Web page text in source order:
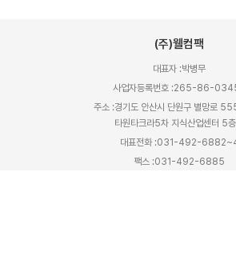
(주)웰컴팩
대표자 :박병무
사업자등록번호 :265-86-
주소 :경기도 안산시 단원구 별망로
타원타크라5차 지식산업센터 5
대표전화 :031-492-
팩스 :031-492-6885